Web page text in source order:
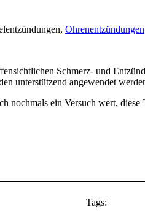
Ohrenentzündungen
Schmerz- und
unterstützend angewendet
nochmals ein Versuch wert, diese
Tags: